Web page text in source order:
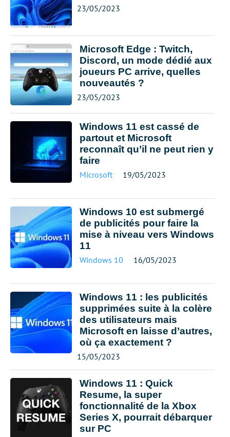
23/05/2023
Microsoft Edge : Twitch,
Discord, un mode dédié aux
joueurs PC arrive, quelles
nouveautés ?
23/05/2023
Windows 11 est cassé de
partout et Microsoft
reconnaît qu’il ne peut rien y
faire
Microsoft 19/05/2023
Windows 10 est submergé
de publicités pour faire la
mise à niveau vers Windows
11
Windows 10 16/05/2023
Windows 11 : les publicités
supprimées suite à la colère
des utilisateurs mais
Microsoft en laisse d’autres,
où ça exactement ?
15/05/2023
Windows 11 : Quick
Resume, la super
fonctionnalité de la Xbox
Series X, pourrait débarquer
sur PC